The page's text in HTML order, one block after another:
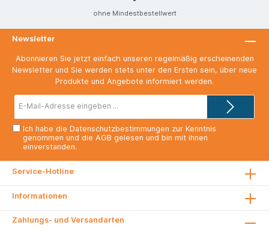
ohne Mindestbestellwert
Newsletter
Abonnieren Sie jetzt einfach unseren regelmäßig erscheinenden
Newsletter und Sie werden stets unter den Ersten sein, über neue
Produkte und Angebote informiert werden.
Mail-
Ich habe die Datenschutzbestimmungen zur Kenntnis
genommen und die AGB gelesen und bin mit ihnen
einverstanden.
Service-Hotline
Informationen
Zahlungs- und Versandarten